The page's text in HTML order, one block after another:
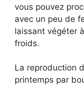
vous pouvez
avec un peu de
laissant végéter
froids.
La reproduction
printemps par